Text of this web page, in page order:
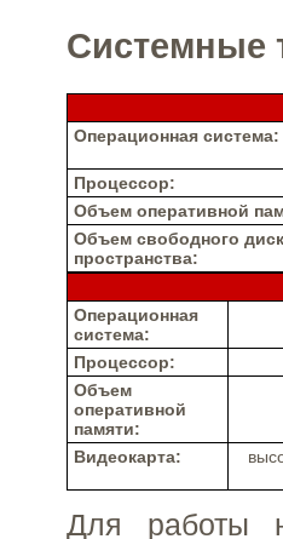
Системные
Операционная система:
Процессор:
Объем оперативной
Объем свободного
пространства:
Операционная
система:
Процессор:
Объем
оперативной
памяти:
Видеокарта:
Для работы